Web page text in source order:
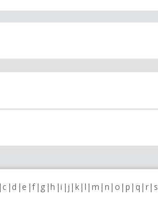
c d e f g h i j k l m n o p q r s